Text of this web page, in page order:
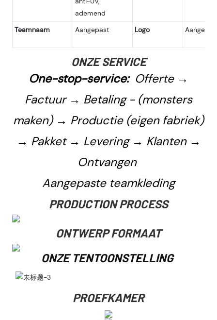
ademend
Teamnaam
Aangepast Logo
ONZE SERVICE
One-stop-service: Offerte →
Factuur → Betaling - (monsters
maken) → Productie (eigen fabriek)
→ Pakket → Levering → Klanten →
Ontvangen
Aangepaste teamkleding
PRODUCTION PROCESS
ONTWERP FORMAAT
ONZE TENTOONSTELLING
PROEFKAMER